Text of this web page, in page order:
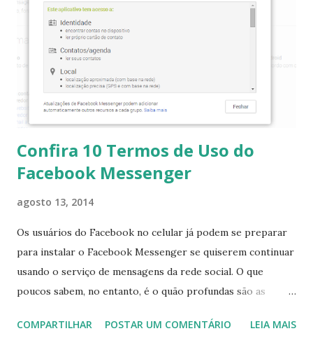
os passos: Você deve instalar o sqlite3 procure-o em sua
central de programa e instale, em seguida já com o sqlite3
instalado execute o seguinte: $ sqlite3
~/.Skype/$USER/main.db As saídas no terminal será algo
parecido com: > SELECT body_xml from Messages WHERE
type=68 AND body_xml LIKE '%files%' LIMIT ...
Confira 10 Termos de Uso do
Facebook Messenger
agosto 13, 2014
Os usuários do Facebook no celular já podem se preparar
para instalar o Facebook Messenger se quiserem continuar
usando o serviço de mensagens da rede social. O que
poucos sabem, no entanto, é o quão profundas são as
utilizá-lo de forma “gratuita”. A lista abaixo foi publicada no
COMPARTILHAR POSTAR UM COMENTÁRIO LEIA MAIS